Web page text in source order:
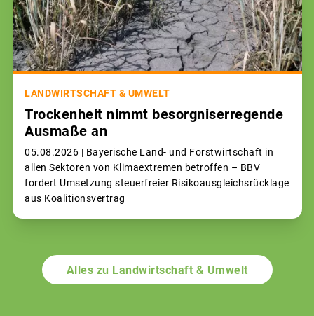
LANDWIRTSCHAFT & UMWELT
Trockenheit nimmt besorgniserregende
Ausmaße an
05.08.2026 | Bayerische Land- und Forstwirtschaft in
allen Sektoren von Klimaextremen betroffen – BBV
fordert Umsetzung steuerfreier Risikoausgleichsrücklage
aus Koalitionsvertrag
Alles zu Landwirtschaft & Umwelt